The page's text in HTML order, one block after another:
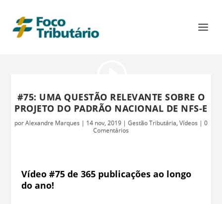
#75: UMA QUESTÃO RELEVANTE SOBRE O
PROJETO DO PADRÃO NACIONAL DE NFS-E
porAlexandre Marques | 14 nov, 2019 | Gestão Tributária, Vídeos | 0
Comentários
Vídeo #75 de 365 publicações ao longo
do ano!